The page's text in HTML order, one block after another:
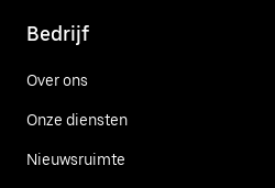
Bedrijf
Over ons
Onze diensten
Nieuwsruimte